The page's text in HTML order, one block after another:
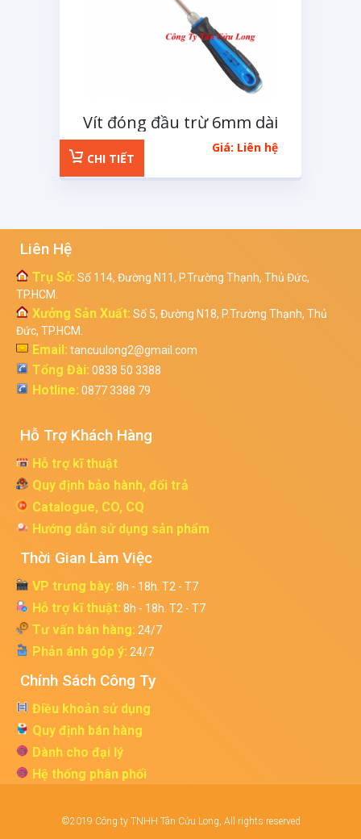
Vít đóng đầu trừ 6mm dài
100mm
Giá: Liên hệ
CHI TIẾT
Liên Hệ
Trụ Sở: Số 114, Đường N11, P.Trường Thạnh, Thủ Đức,
TP.HCM.
Xưởng Sản Xuất: Số 5, Đường N18, P.Trường Thạnh, Thủ
Đức, TP.HCM.
Email: tancuulong2@gmail.com
Tổng Đài: 0838 50 3388
Hotline: 0877 3388 79
Hỗ Trợ Khách Hàng
Hỗ trợ kĩ thuật
Quy định bảo hành, đổi trả
Catalogue, CO, CQ
Hướng dẫn sử dụng sản phẩm
Thời Gian Làm Việc
VP trưng bày: 8h - 18h. T2 - T7
Hỗ trợ kĩ thuật: 8h - 18h. T2 - T7
Tư vấn bán hàng: 24/7
Phản ánh góp ý: 24/7
Chính Sách Công Ty
Điều khoản sử dụng
Quy định bán hàng
Dành cho đại lý
Hệ thống phân phối
©2019 Công ty TNHH Tân Cửu Long, All rights reserved